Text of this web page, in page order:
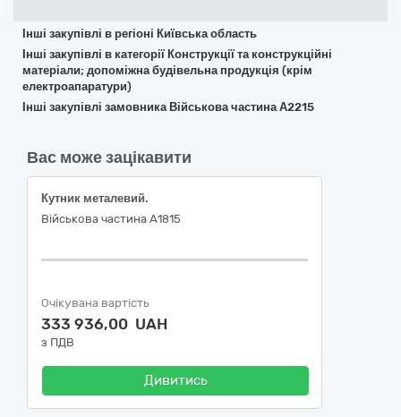
Інші закупівлі в регіоні Київська область
Інші закупівлі в категорії Конструкції та конструкційні
матеріали; допоміжна будівельна продукція (крім
електроапаратури)
Інші закупівлі замовника Військова частина А2215
Вас може зацікавити
Кутник металевий.
Військова частина А1815
Очікувана вартість
333 936,00 UAH
з ПДВ
Дивитись